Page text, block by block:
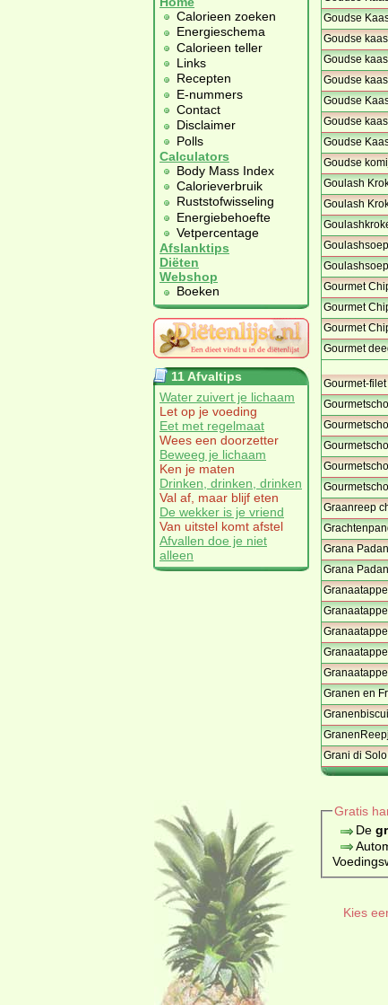
Calorieen zoeken
Energieschema
Calorieen teller
Links
Recepten
E-nummers
Contact
Disclaimer
Polls
Calculators
Body Mass Index
Calorieverbruik
Ruststofwisseling
Energiebehoefte
Vetpercentage
Afslanktips
Diëten
Webshop
Boeken
11 Afvaltips
Water zuivert je lichaam
Let op je voeding
Eet met regelmaat
Wees een doorzetter
Beweeg je lichaam
Ken je maten
Drinken, drinken, drinken
Val af, maar blijf eten
De wekker is je vriend
Van uitstel komt afstel
Afvallen doe je niet
alleen
Goudse
Goudse
Goudse
Goudse
Goudse
Goudse
Goudse
Goudse
Goulash
Goulash
Gourmet
Gourmet
Gourmet
Gourmet
Gourmet-
Graanreep
Grana
Grana
Granen en
Grani di
Gratis
De
Kies